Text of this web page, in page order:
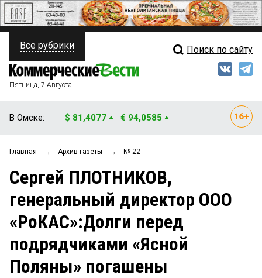
ПОЛИТИКА
ФИНАНСЫ
ОБЩЕСТВО
ЗАКОН
НОВОСТИ КОМПАНИЙ
СТИЛЬ ЖИЗНИ
Свежий выпуск
Рейтинги
Блоги
Архив
Все рубрики Поиск по сайту
Пятница, 7 Августа
В Омске: $ 81,4077 € 94,0585
Главная → Архив газеты → № 22
Сергей ПЛОТНИКОВ,
генеральный директор ООО
«РоКАС»:Долги перед
подрядчиками «Ясной
Поляны» погашены